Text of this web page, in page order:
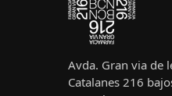
Avda. Gran via de
Catalanes 216